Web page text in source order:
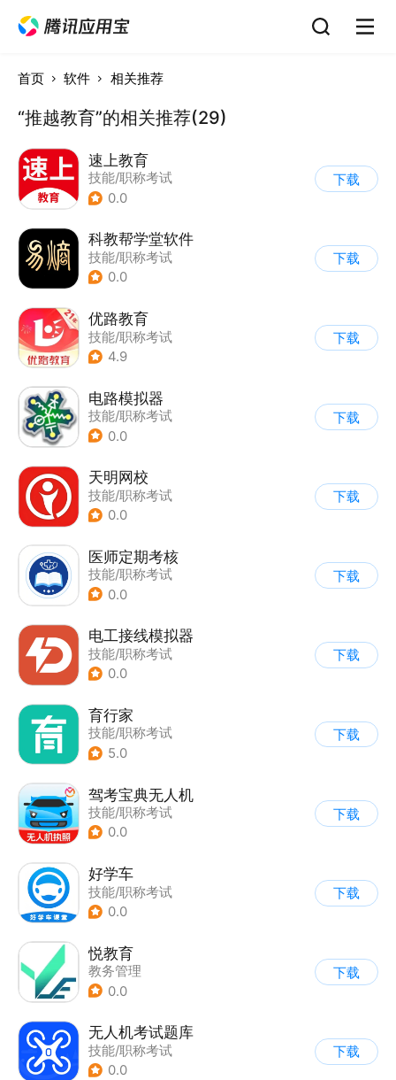
首页 软件 相关推荐
“推越教育”的相关推荐(29)
速上教育
技能/职称考试
0.0
下载
科教帮学堂软件
技能/职称考试
0.0
下载
优路教育
技能/职称考试
4.9
下载
电路模拟器
技能/职称考试
0.0
下载
天明网校
技能/职称考试
0.0
下载
医师定期考核
技能/职称考试
0.0
下载
电工接线模拟器
技能/职称考试
0.0
下载
育行家
技能/职称考试
5.0
下载
驾考宝典无人机
技能/职称考试
0.0
下载
好学车
技能/职称考试
0.0
下载
悦教育
教务管理
0.0
下载
无人机考试题库
技能/职称考试
0.0
下载